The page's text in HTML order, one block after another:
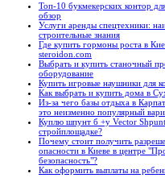
Топ-10 букмекерских контор
обзор
Услуги аренды спецтехники:
строительные знания
Где купить гормоны роста в
steroidon.com
Выбрать и купить станочный
оборудование
Купить игровые наушники для
Как выбрать и купить дома в
Из-за чего базы отдыха в
это неизменно популярный
Куплю шпунт б +у Vector
стройплощадке?
Почему стоит получить
опасности в Киеве в центре
безопасность"?
Как оформить выплаты на